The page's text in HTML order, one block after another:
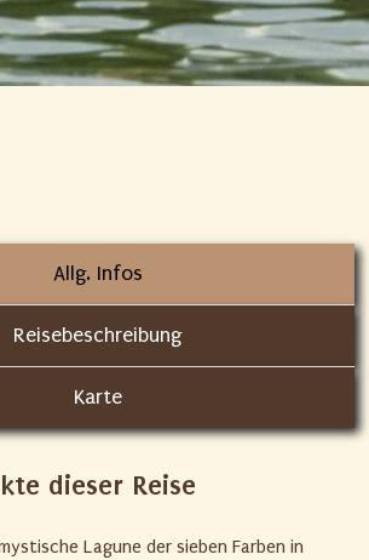
Allg. Infos
Reisebeschreibung
Karte
dieser Reise
Lagune der sieben Farben in